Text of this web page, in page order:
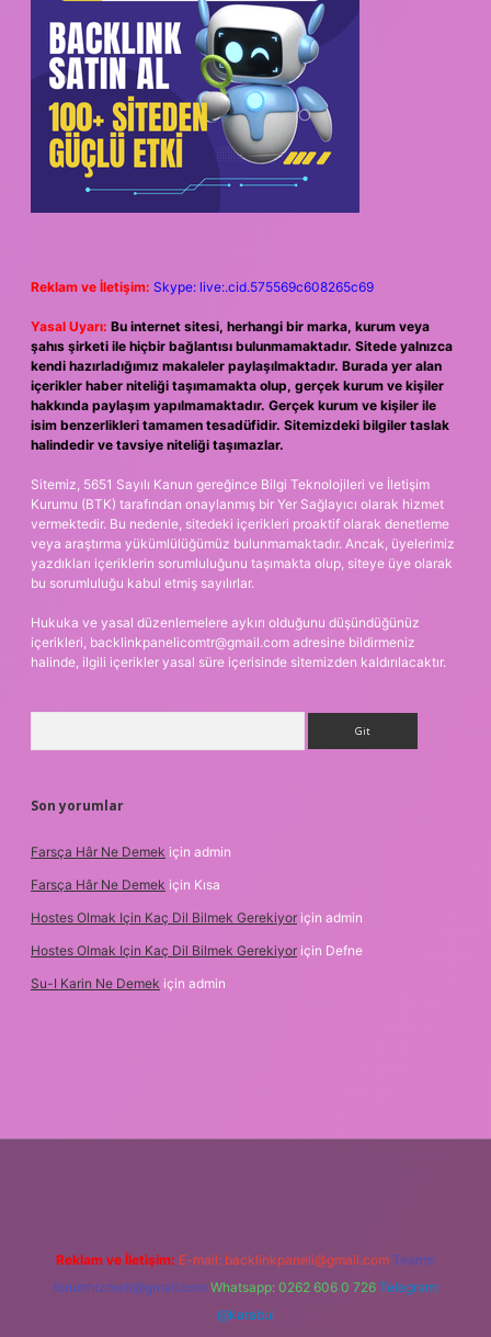
Reklam ve İletişim: Skype: live:.cid.575569c608265c69
Yasal Uyarı: Bu internet sitesi, herhangi bir marka, kurum veya
şahıs şirketi ile hiçbir bağlantısı bulunmamaktadır. Sitede yalnızca
kendi hazırladığımız makaleler paylaşılmaktadır. Burada yer alan
içerikler haber niteliği taşımamakta olup, gerçek kurum ve kişiler
hakkında paylaşım yapılmamaktadır. Gerçek kurum ve kişiler ile
isim benzerlikleri tamamen tesadüfidir. Sitemizdeki bilgiler taslak
halindedir ve tavsiye niteliği taşımazlar.
Sitemiz, 5651 Sayılı Kanun gereğince Bilgi Teknolojileri ve İletişim
Kurumu (BTK) tarafından onaylanmış bir Yer Sağlayıcı olarak hizmet
vermektedir. Bu nedenle, sitedeki içerikleri proaktif olarak denetleme
veya araştırma yükümlülüğümüz bulunmamaktadır. Ancak, üyelerimiz
yazdıkları içeriklerin sorumluluğunu taşımakta olup, siteye üye olarak
bu sorumluluğu kabul etmiş sayılırlar.
Hukuka ve yasal düzenlemelere aykırı olduğunu düşündüğünüz
içerikleri, backlinkpanelicomtr@gmail.com adresine bildirmeniz
halinde, ilgili içerikler yasal süre içerisinde sitemizden kaldırılacaktır.
Son yorumlar
Farsça Hâr Ne Demek için admin
Farsça Hâr Ne Demek için Kısa
Hostes Olmak Için Kaç Dil Bilmek Gerekiyor için admin
Hostes Olmak Için Kaç Dil Bilmek Gerekiyor için Defne
Su-I Karin Ne Demek için admin
Reklam ve İletişim: E-mail: backlinkpaneli@gmail.com Teams:
forumhizmeti@gmail.com Whatsapp: 0262 606 0 726 Telegram:
@karabul